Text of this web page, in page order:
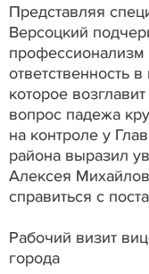
Представляя
Версоцкий
профессионализм
ответственность
которое
вопрос падежа
на контроле у
района выразил
Алексея
справиться с
Рабочий визит
города